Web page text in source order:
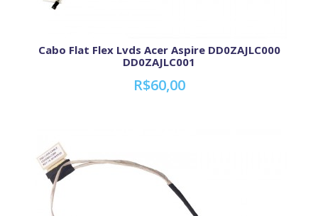
Cabo Flat Flex Lvds Acer Aspire DD0ZAJLC000
DD0ZAJLC001
R$60,00